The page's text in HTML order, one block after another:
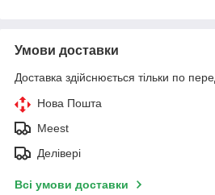
Умови доставки
Доставка здійснюється тільки по
Нова Пошта
Meest
Делівері
Всі умови доставки